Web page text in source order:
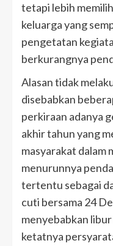
tetapi lebih
keluarga yang
pengetatan
berkurangnya
Alasan tidak
disebabkan
perkiraan adanya
akhir tahun yang
masyarakat dalam
menurunnya
tertentu sebagai
cuti bersama 24
menyebabkan
ketatnya